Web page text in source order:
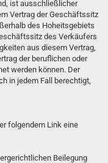
ist ausschließlicher
Vertrag der Geschäftssitz
des Hoheitsgebiets
des Verkäufers
aus diesem Vertrag,
der beruflichen oder
werden können. Der
in jedem Fall berechtigt,
folgendem Link eine
Beilegung